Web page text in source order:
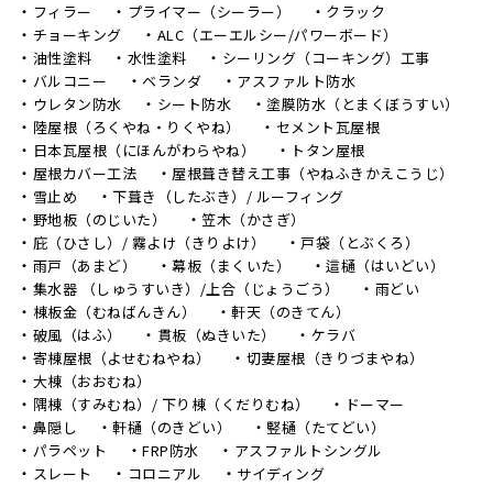
フィラー プライマー（シーラー）
クラック
チョーキング
ALC（エーエルシー/パワーボード）
油性塗料
水性塗料
シーリング（コーキング）工事
バルコニー
ベランダ
アスファルト防水
ウレタン防水
シート防水
塗膜防水（とまくぼうすい）
陸屋根（ろくやね・りくやね）
セメント瓦屋根
日本瓦屋根（にほんがわらやね）
トタン屋根
屋根カバー工法
屋根葺き替え工事（やねふきかえこうじ）
雪止め
下葺き（したぶき）/ ルーフィング
野地板（のじいた）
笠木（かさぎ）
庇（ひさし）/ 霧よけ（きりよけ）
戸袋（とぶくろ）
雨戸（あまど）
幕板（まくいた）
這樋（はいどい）
集水器 （しゅうすいき）/上合（じょうごう）
雨どい
棟板金（むねばんきん）
軒天（のきてん）
破風（はふ）
貫板（ぬきいた）
ケラバ
寄棟屋根（よせむねやね）
切妻屋根（きりづまやね）
大棟（おおむね）
隅棟（すみむね）/ 下り棟（くだりむね）
ドーマー
鼻隠し
軒樋（のきどい）
竪樋（たてどい）
パラペット
FRP防水
アスファルトシングル
スレート
コロニアル サイディング